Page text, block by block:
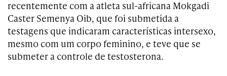
recentemente com a atleta sul-africana Mokgadi
Caster Semenya Oib, que foi submetida a
testagens que indicaram características intersexo,
mesmo com um corpo feminino, e teve que se
submeter a controle de testosterona.